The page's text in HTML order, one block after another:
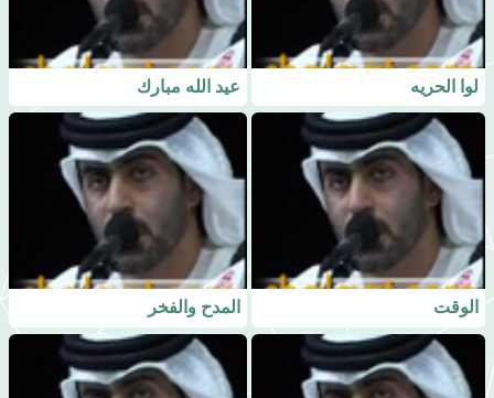
لوا الحريه عيد الله مبارك
الوقت المدح والفخر